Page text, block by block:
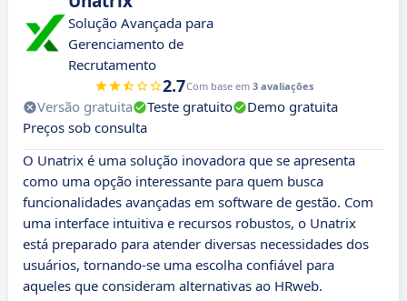
Solução Avançada para
Gerenciamento de
Recrutamento
2.7Com base em 3 avaliações
Versão gratuita Teste gratuito
Demo gratuita
Preços sob consulta
O Unatrix é uma solução inovadora que se apresenta
como uma opção interessante para quem busca
funcionalidades avançadas em software de gestão. Com
uma interface intuitiva e recursos robustos, o Unatrix
está preparado para atender diversas necessidades dos
usuários, tornando-se uma escolha confiável para
aqueles que consideram alternativas ao HRweb.